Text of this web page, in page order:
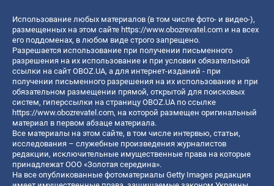
Использование любых материалов (в том числе фото- и видео-),
размещенных на этом сайте https://www.obozrevatel.com и на всех
его поддоменах, в любом виде строго запрещено.
Разрешается использование при получении письменного
разрешения на их использование и при условии обязательной
ссылки на сайт OBOZ.UA, а для интернет-изданий - при
получении письменного разрешения на их использование и при
обязательном размещении прямой, открытой для поисковых
систем, гиперссылки на страницу OBOZ.UA по ссылке
https://www.obozrevatel.com, на которой размещен оригинальный
материал в первом абзаце материала.
Все материалы на этом сайте, в том числе интервью, статьи,
исследования – служебные произведения журналистов
редакции, исключительные имущественные права на которые
принадлежат ООО «Золотая середина».
На все опубликованные фотоматериалы Getty Images редакция